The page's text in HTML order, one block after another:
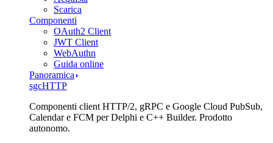
Scarica
Componenti
OAuth2 Client
JWT Client
WebAuthn
Guida online
Panoramica
sgcHTTP
Componenti client HTTP/2, gRPC e Google Cloud PubSub,
Calendar e FCM per Delphi e C++ Builder. Prodotto
autonomo.